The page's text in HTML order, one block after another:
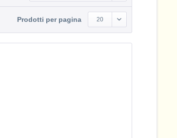
Prodotti per pagina 20